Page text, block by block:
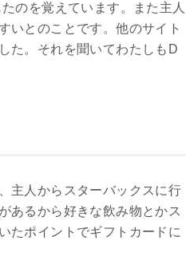
のを覚えています。また主人
いとのことです。他のサイト
た。それを聞いてわたしもD
主人からスターバックスに行
あるから好きな飲み物とかス
たポイントでギフトカードに